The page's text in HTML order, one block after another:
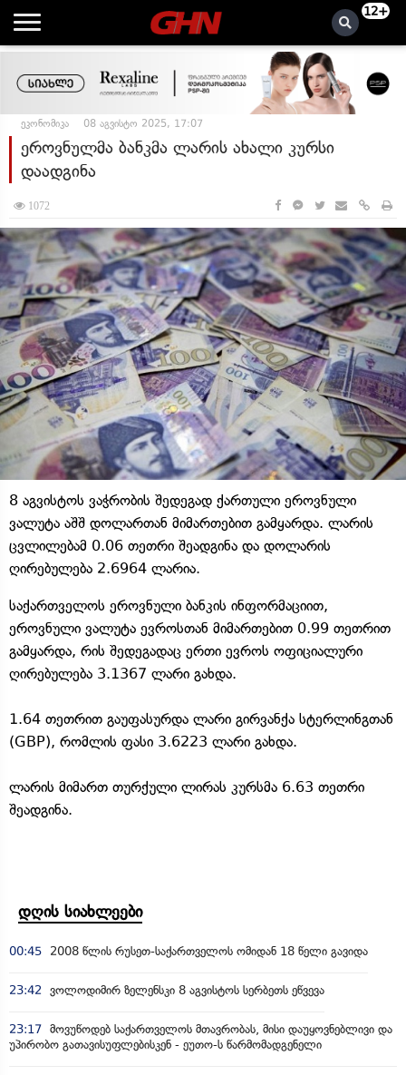
12+
ეკონომიკა 08 აგვისტო 2025, 17:07
ეროვნულმა ბანკმა ლარის ახალი კურსი
დაადგინა
1072
8 აგვისტოს ვაჭრობის შედეგად ქართული ეროვნული
ვალუტა აშშ დოლართან მიმართებით გამყარდა. ლარის
ცვლილებამ 0.06 თეთრი შეადგინა და დოლარის
ღირებულება 2.6964 ლარია.
საქართველოს ეროვნული ბანკის ინფორმაციით,
ეროვნული ვალუტა ევროსთან მიმართებით 0.99 თეთრით
გამყარდა, რის შედეგადაც ერთი ევროს ოფიციალური
ღირებულება 3.1367 ლარი გახდა.
1.64 თეთრით გაუფასურდა ლარი გირვანქა სტერლინგთან
(GBP), რომლის ფასი 3.6223 ლარი გახდა.
ლარის მიმართ თურქული ლირას კურსმა 6.63 თეთრი
შეადგინა.
დღის სიახლეები
00:45 2008 წლის რუსეთ-საქართველოს ომიდან 18 წელი გავიდა
23:42 ვოლოდიმირ ზელენსკი 8 აგვისტოს სერბეთს ეწვევა
23:17 მოვუწოდებ საქართველოს მთავრობას, მისი დაუყოვნებლივი და
უპირობო გათავისუფლებისკენ - ეუთო-ს წარმომადგენელი